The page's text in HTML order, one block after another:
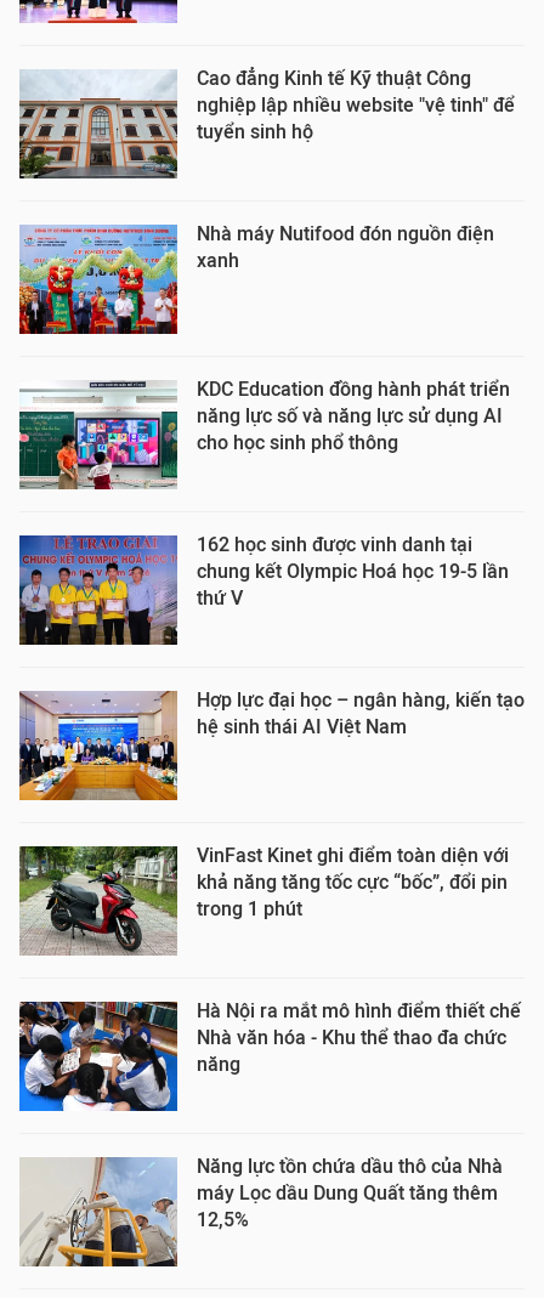
Cao đẳng Kinh tế Kỹ thuật Công
nghiệp lập nhiều website "vệ tinh" để
tuyển sinh hộ
Nhà máy Nutifood đón nguồn điện
xanh
KDC Education đồng hành phát triển
năng lực số và năng lực sử dụng AI
cho học sinh phổ thông
162 học sinh được vinh danh tại
chung kết Olympic Hoá học 19-5 lần
thứ V
Hợp lực đại học – ngân hàng, kiến tạo
hệ sinh thái AI Việt Nam
VinFast Kinet ghi điểm toàn diện với
khả năng tăng tốc cực “bốc”, đổi pin
trong 1 phút
Hà Nội ra mắt mô hình điểm thiết chế
Nhà văn hóa - Khu thể thao đa chức
năng
Năng lực tồn chứa dầu thô của Nhà
máy Lọc dầu Dung Quất tăng thêm
12,5%